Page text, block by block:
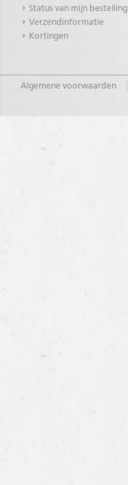
Status van mijn bestelling
Verzendinformatie
Kortingen
Algemene voorwaarden